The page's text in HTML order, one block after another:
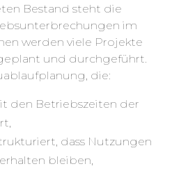
Bestand steht die
im
werden viele Projekte
und durchgeführt.
die:
den Betriebszeiten der
dass Nutzungen
bleiben,